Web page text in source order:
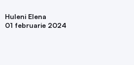
Huleni Elena
01 februarie 2024